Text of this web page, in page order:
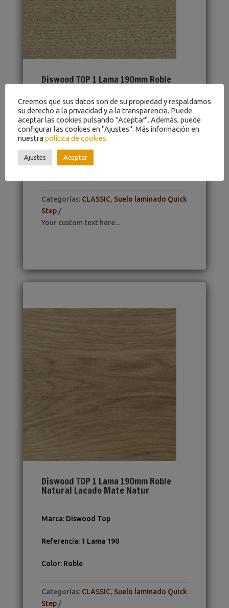
Diswood TOP 1 Lama 190mm Roble
Minzaw Gris Premium Lacado Extra
Mate
Marca: Diswood Top
Referencia:1 Lama 190
Categorías: CLASSIC, Suelo laminado Quick
Step
Your custom text here...
Diswood TOP 1 Lama 190mm Roble
Natural Lacado Mate Natur
Marca: Diswood Top
Referencia: 1 Lama 190
Color: Roble
Categorías: CLASSIC, Suelo laminado Quick
Step
Creemos que sus datos son de su propiedad y respaldamos
su derecho a la privacidad y a la transparencia. Puede
aceptar las cookies pulsando "Aceptar". Además, puede
configurar las cookies en "Ajustes". Más información en
nuestra política de cookies
Ajustes Aceptar